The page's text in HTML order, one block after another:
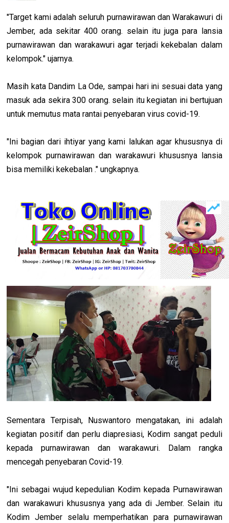
"Target kami adalah seluruh purnawirawan dan Warakawuri di
Jember, ada sekitar 400 orang. selain itu juga para lansia
purnawirawan dan warakawuri agar terjadi kekebalan dalam
kelompok." ujarnya.
Masih kata Dandim La Ode, sampai hari ini sesuai data yang
masuk ada sekira 300 orang. selain itu kegiatan ini bertujuan
untuk memutus mata rantai penyebaran virus covid-19.
"Ini bagian dari ihtiyar yang kami lalukan agar khususnya di
kelompok purnawirawan dan warakawuri khususnya lansia
bisa memiliki kekebalan ." ungkapnya.
Sementara Terpisah, Nuswantoro mengatakan, ini adalah
kegiatan positif dan perlu diapresiasi, Kodim sangat peduli
kepada purnawirawan dan warakawuri. Dalam rangka
mencegah penyebaran Covid-19.
"Ini sebagai wujud kepedulian Kodim kepada Purnawirawan
dan warakawuri khususnya yang ada di Jember. Selain itu
Kodim Jember selalu memperhatikan para purnawirawan